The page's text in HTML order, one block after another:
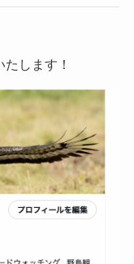
します！